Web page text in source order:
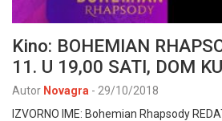
Kino: BOHEMIAN
11. U 19,00 SATI, DOM
Autor Novagra - 29/10/2018
IZVORNO IME: Bohemian Rhapsody